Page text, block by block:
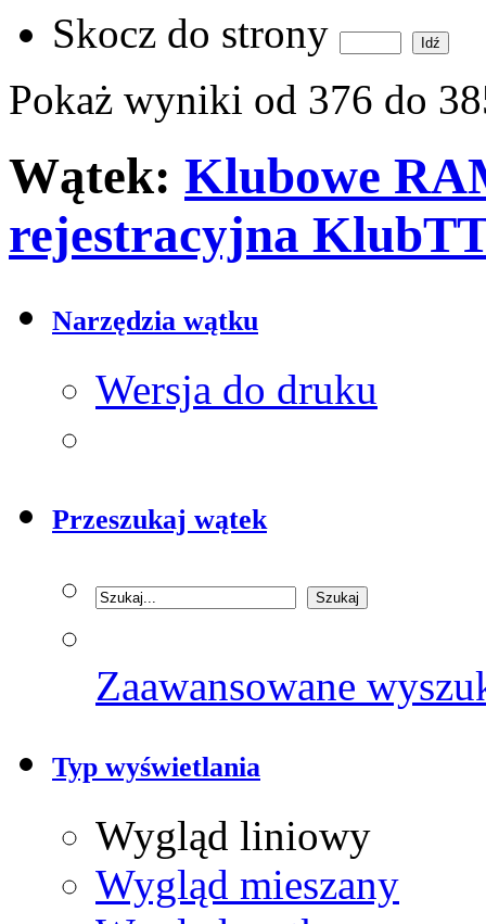
Skocz do strony
Pokaż wyniki od 376 do
Wątek: Klubowe
rejestracyjna
Narzędzia wątku
Wersja do druku
Przeszukaj wątek
Zaawansowane
Typ wyświetlania
Wygląd liniowy
Wygląd mieszany